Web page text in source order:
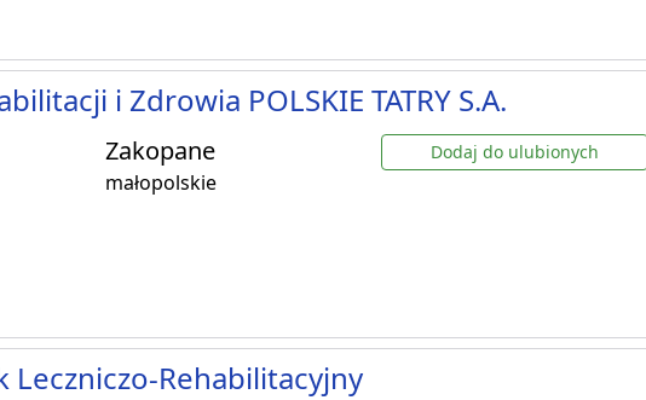
i Zdrowia POLSKIE TATRY S.A.
Zakopane
małopolskie
Dodaj do ulubionych
Leczniczo-Rehabilitacyjny